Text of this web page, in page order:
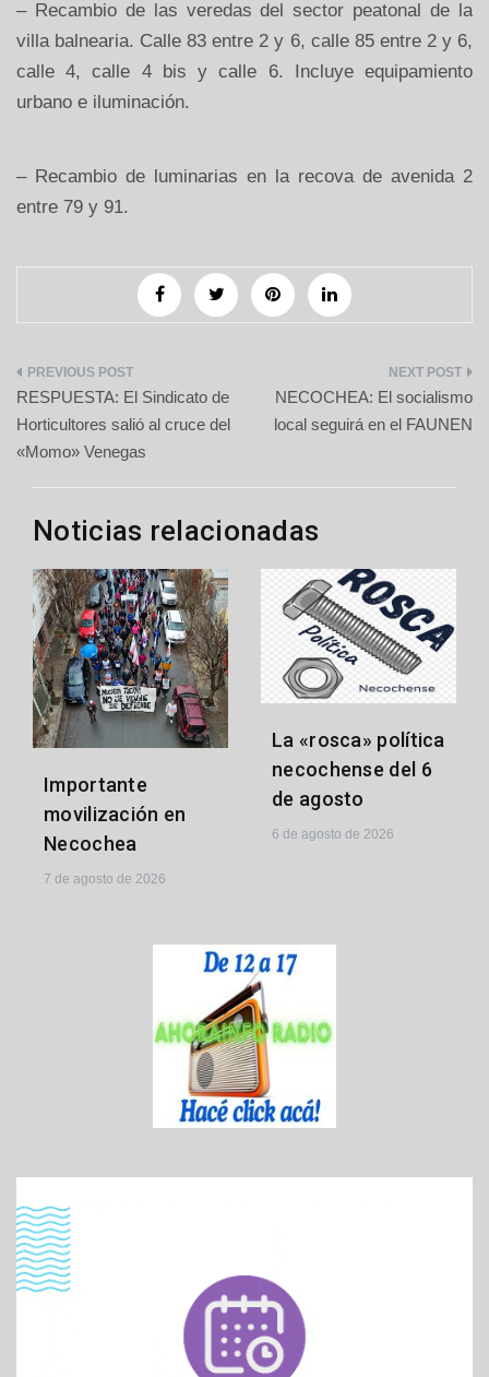
– Recambio de las veredas del sector peatonal de la
villa balnearia. Calle 83 entre 2 y 6, calle 85 entre 2 y 6,
calle 4, calle 4 bis y calle 6. Incluye equipamiento
urbano e iluminación.
– Recambio de luminarias en la recova de avenida 2
entre 79 y 91.
Navegación
de
entradas
RESPUESTA: El Sindicato de
Horticultores salió al cruce del
«Momo» Venegas
NECOCHEA: El socialismo
local seguirá en el FAUNEN
Noticias relacionadas
Importante
movilización en
Necochea
7 de agosto de 2026
La «rosca» política
necochense del 6
de agosto
6 de agosto de 2026